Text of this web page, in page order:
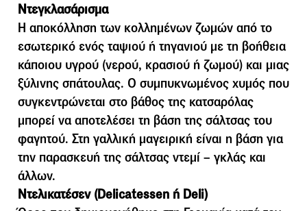
Ντεγκλασάρισμα
Η αποκόλληση των κολλημένων ζωμών από το
εσωτερικό ενός ταψιού ή τηγανιού με τη βοήθεια
κάποιου υγρού (νερού, κρασιού ή ζωμού) και μιας
ξύλινης σπάτουλας. Ο συμπυκνωμένος χυμός που
συγκεντρώνεται στο βάθος της κατσαρόλας
μπορεί να αποτελέσει τη βάση της σάλτσας του
φαγητού. Στη γαλλική μαγειρική είναι η βάση για
την παρασκευή της σάλτσας ντεμί – γκλάς και
άλλων.
Ντελικατέσεν (Delicatessen ή Deli)